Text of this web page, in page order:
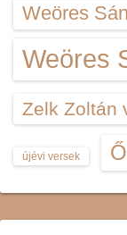
Weöres
Weöres
Zelk Zoltán
újévi versek